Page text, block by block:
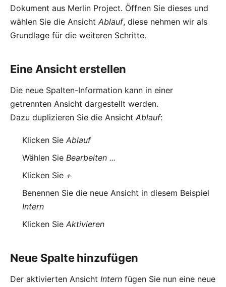
Dokument aus Merlin Project. Öffnen Sie dieses und
wählen Sie die Ansicht Ablauf, diese nehmen wir als
Grundlage für die weiteren Schritte.
Eine Ansicht erstellen
Die neue Spalten-Information kann in einer
getrennten Ansicht dargestellt werden.
Dazu duplizieren Sie die Ansicht Ablauf:
Klicken Sie Ablauf
Wählen Sie Bearbeiten ...
Klicken Sie +
Benennen Sie die neue Ansicht in diesem Beispiel
Intern
Klicken Sie Aktivieren
Neue Spalte hinzufügen
Der aktivierten Ansicht Intern fügen Sie nun eine neue